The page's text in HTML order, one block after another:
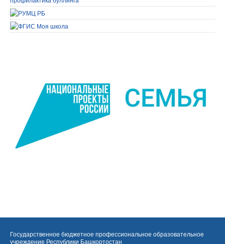
Государственное бюджетное профессиональное образовательное
учреждение Республики Башкортостан